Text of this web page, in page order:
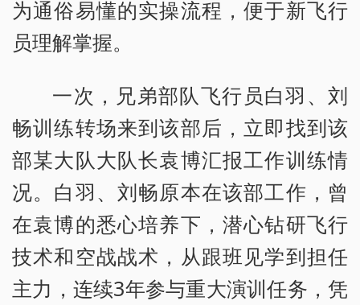
为通俗易懂的实操流程，便于新飞行
员理解掌握。
一次，兄弟部队飞行员白羽、刘
畅训练转场来到该部后，立即找到该
部某大队大队长袁博汇报工作训练情
况。白羽、刘畅原本在该部工作，曾
在袁博的悉心培养下，潜心钻研飞行
技术和空战战术，从跟班见学到担任
主力，连续3年参与重大演训任务，凭